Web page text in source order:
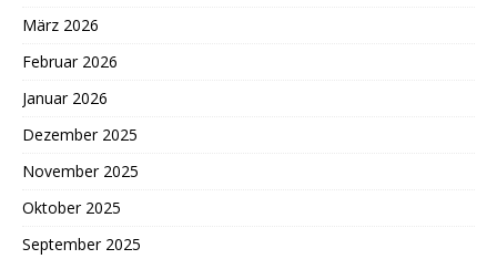
März 2026
Februar 2026
Januar 2026
Dezember 2025
November 2025
Oktober 2025
September 2025